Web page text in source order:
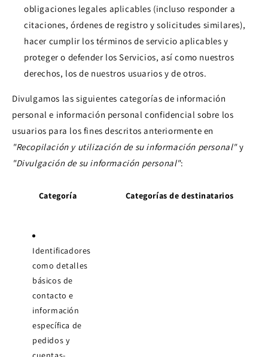
obligaciones legales aplicables (incluso responder a
citaciones, órdenes de registro y solicitudes similares),
hacer cumplir los términos de servicio aplicables y
proteger o defender los Servicios, así como nuestros
derechos, los de nuestros usuarios y de otros.
Divulgamos las siguientes categorías de información
personal e información personal confidencial sobre los
usuarios para los fines descritos anteriormente en
"Recopilación y utilización de su información personal"y
"Divulgación de su información personal":
Categoría Categorías de destinatarios
Identificadores
como detalles
básicos de
contacto e
información
específica de
pedidos y